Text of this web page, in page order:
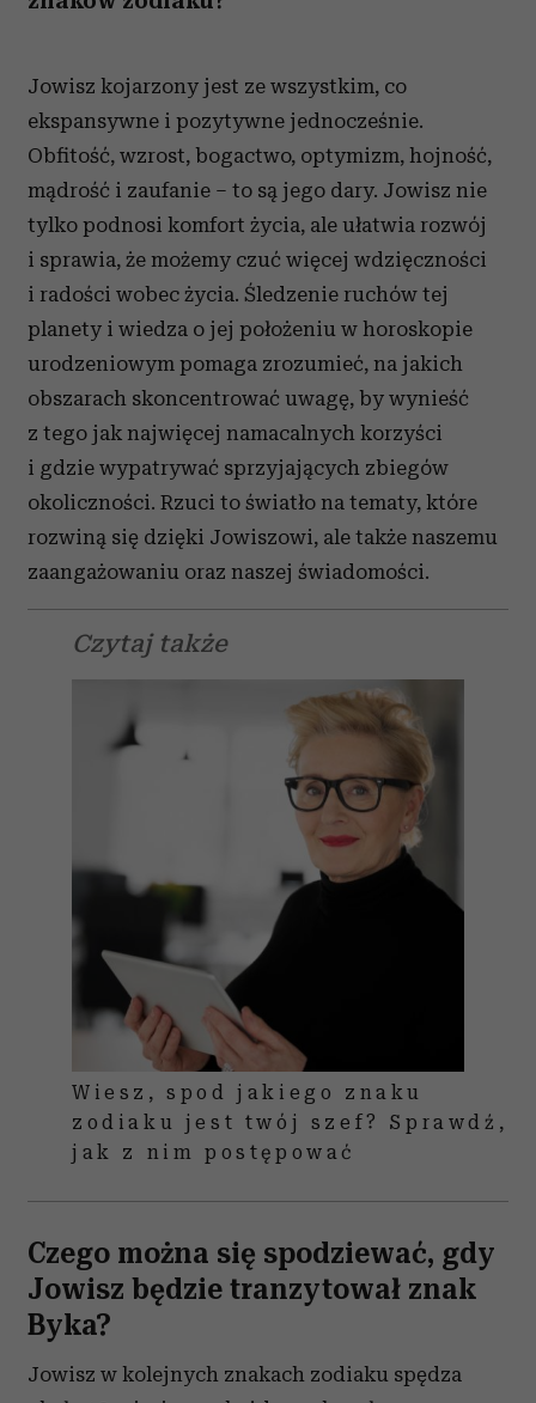
Jowisz kojarzony jest ze wszystkim, co
ekspansywne i pozytywne jednocześnie.
Obfitość, wzrost, bogactwo, optymizm, hojność,
mądrość i zaufanie – to są jego dary. Jowisz nie
tylko podnosi komfort życia, ale ułatwia rozwój
i sprawia, że możemy czuć więcej wdzięczności
i radości wobec życia. Śledzenie ruchów tej
planety i wiedza o jej położeniu w horoskopie
urodzeniowym pomaga zrozumieć, na jakich
obszarach skoncentrować uwagę, by wynieść
z tego jak najwięcej namacalnych korzyści
i gdzie wypatrywać sprzyjających zbiegów
okoliczności. Rzuci to światło na tematy, które
rozwiną się dzięki Jowiszowi, ale także naszemu
zaangażowaniu oraz naszej świadomości.
Czytaj także
Wiesz, spod jakiego znaku
zodiaku jest twój szef? Sprawdź,
jak z nim postępować
Czego można się spodziewać, gdy
Jowisz będzie tranzytował znak
Byka?
Jowisz w kolejnych znakach zodiaku spędza